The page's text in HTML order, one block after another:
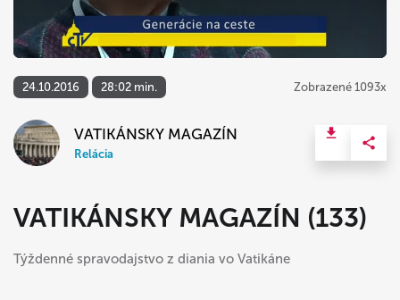
24.10.2016 28:02 min. Zobrazené 1093x
VATIKÁNSKY MAGAZÍN
Relácia
VATIKÁNSKY MAGAZÍN (133)
Týždenné spravodajstvo z diania vo Vatikáne